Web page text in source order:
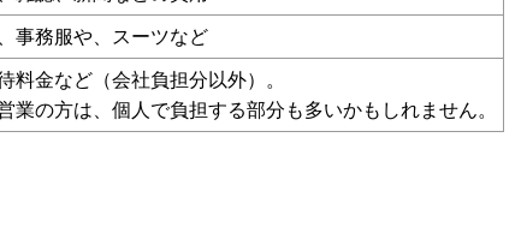
事務服や、スーツなど
料金など（会社負担分以外）。
業の方は、個人で負担する部分も多いかもしれません。